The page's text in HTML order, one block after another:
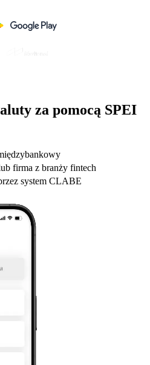
za pomocą SPEI
firma z branży fintech
system CLABE